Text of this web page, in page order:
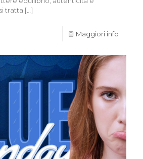
tratta […]
Maggiori info